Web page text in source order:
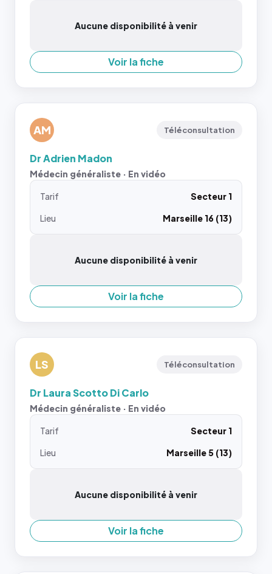
Aucune disponibilité à venir
Voir la fiche
AM Téléconsultation
Dr Adrien Madon
Médecin généraliste · En vidéo
Tarif
Secteur 1
Lieu
Marseille 16 (13)
Aucune disponibilité à venir
Voir la fiche
LS Téléconsultation
Dr Laura Scotto Di Carlo
Médecin généraliste · En vidéo
Tarif
Secteur 1
Lieu
Marseille 5 (13)
Aucune disponibilité à venir
Voir la fiche